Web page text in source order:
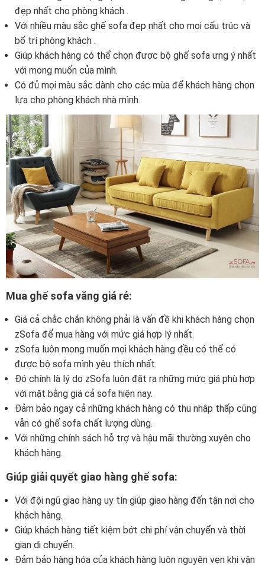
đẹp nhất cho phòng khách .
Với nhiều màu sắc ghế sofa đẹp nhất cho mọi cấu trúc và
bố trí phòng khách .
Giúp khách hàng có thể chọn được bộ ghế sofa ưng ý nhất
với mong muốn của mình.
Có đủ mọi màu sắc dành cho các mùa để khách hàng chọn
lựa cho phòng khách nhà mình.
Mua ghế sofa văng giá rẻ:
Giá cả chắc chắn không phải là vấn đề khi khách hàng chọn
zSofa để mua hàng với mức giá hợp lý nhất.
zSofa luôn mong muốn mọi khách hàng đều có thể có
được bộ sofa mình yêu thích nhất.
Đó chính là lý do zSofa luôn đặt ra những mức giá phù hợp
với mặt bằng giá cả sofa hiện nay.
Đảm bảo ngay cả những khách hàng có thu nhập thấp cũng
vẫn có ghế sofa chất lượng dùng.
Với những chính sách hỗ trợ và hậu mãi thường xuyên cho
khách hàng.
Giúp giải quyết giao hàng ghế sofa:
Với đội ngũ giao hàng uy tín giúp giao hàng đến tận nơi cho
khách hàng.
Giúp khách hàng tiết kiệm bớt chi phí vận chuyển và thời
gian di chuyển.
Đảm bảo hàng hóa của khách hàng luôn nguyên vẹn khi vận